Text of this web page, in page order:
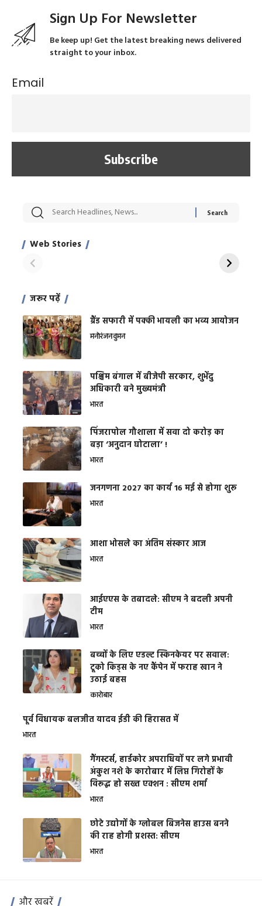
Sign Up For Newsletter
Be keep up! Get the latest breaking news delivered
straight to your inbox.
Email
Web Stories
सट्टेबाजी में अरेस्ट हुए
साहिल खान
रोज एक कच्चे लहसुन
जरूर पढ़ें
ग्रैंड सफारी में पक्की भायली का भव्य आयोजन
मनोरंजनवुमन
पश्चिम बंगाल में बीजेपी सरकार, शुभेंदु
अधिकारी बने मुख्यमंत्री
भारत
​पिंजरापोल गौशाला में सवा दो करोड़ का
बड़ा ‘अनुदान घोटाला’ !
भारत
जनगणना 2027 का कार्य 16 मई से होगा शुरू
भारत
आशा भोसले का अंतिम संस्कार आज
भारत
आईएएस के तबादले: सीएम ने बदली अपनी
टीम
भारत
बच्चों के लिए एडल्ट स्किनकेयर पर सवाल:
टूको किड्स के नए कैंपेन में फराह खान ने
उठाई बहस
कारोबार
पूर्व विधायक बलजीत यादव ईडी की हिरासत में
भारत
गैंगस्टर्स, हार्डकोर अपराधियों पर लगे प्रभावी
अंकुश नशे के कारोबार में लिप्त गिरोहों के
विरूद्ध हो सख्त एक्शन : सीएम शर्मा
भारत
छोटे उद्योगों के ग्लोबल बिजनेस हाउस बनने
की राह होगी प्रशस्त: सीएम
भारत
और खबरें